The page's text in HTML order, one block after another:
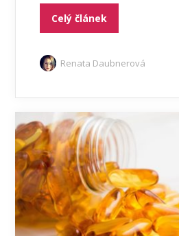
Celý článek
Renata Daubnerová